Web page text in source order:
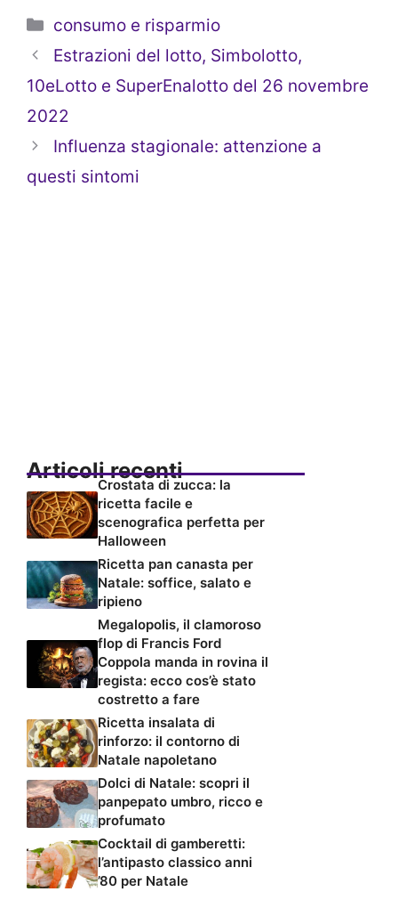
Categorie
consumo e risparmio
Estrazioni del lotto, Simbolotto,
10eLotto e SuperEnalotto del 26 novembre
2022
Influenza stagionale: attenzione a
questi sintomi
Articoli recenti
Crostata di zucca: la
ricetta facile e
scenografica perfetta per
Halloween
Ricetta pan canasta per
Natale: soffice, salato e
ripieno
Megalopolis, il clamoroso
flop di Francis Ford
Coppola manda in rovina il
regista: ecco cos’è stato
costretto a fare
Ricetta insalata di
rinforzo: il contorno di
Natale napoletano
Dolci di Natale: scopri il
panpepato umbro, ricco e
profumato
Cocktail di gamberetti:
l’antipasto classico anni
’80 per Natale